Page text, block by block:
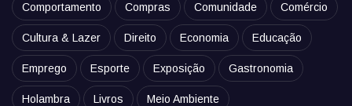
Comportamento Compras Comunidade Comércio
Cultura & Lazer Direito Economia Educação
Emprego Esporte Exposição Gastronomia
Holambra Livros Meio Ambiente